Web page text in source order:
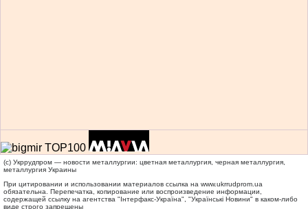
(c) Укррудпром — новости металлургии: цветная металлургия, черная металлургия,
металлургия Украины
При цитировании и использовании материалов ссылка на www.ukrrudprom.ua
обязательна. Перепечатка, копирование или воспроизведение информации,
содержащей ссылку на агентства "Iнтерфакс-Україна", "Українськi Новини" в каком-либо
виде строго запрещены